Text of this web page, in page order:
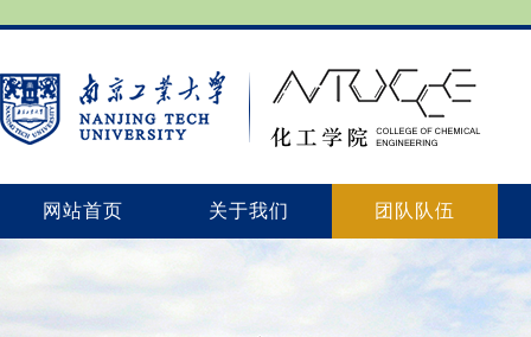
网站首页 关于我们 团队队伍